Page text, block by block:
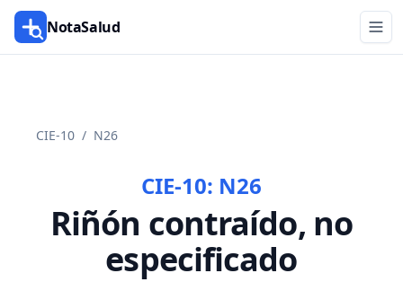
NotaSalud
CIE-10 / N26
CIE-10: N26
Riñón contraído, no
especificado